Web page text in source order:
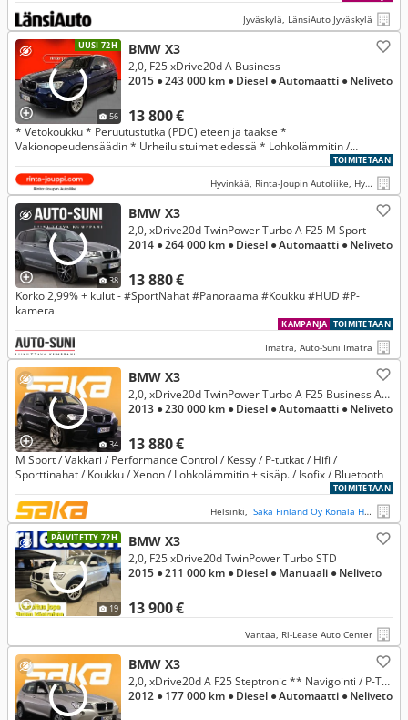
Jyväskylä, LänsiAuto Jyväskylä
UUSI 72H
56
BMW X3
13 800 €
2,0, F25 xDrive20d A Business
2015 ● 243 000 km ● Diesel ● Automaatti ● Neliveto
* Vetokoukku * Peruutustutka (PDC) eteen ja taakse *
Vakionopeudensäädin * Urheiluistuimet edessä * Lohkolämmitin /
TOIMITETAAN
Hyvinkää, Rinta-Joupin Autoliike, Hyvinkää
38
BMW X3
13 880 €
2,0, xDrive20d TwinPower Turbo A F25 M Sport
2014 ● 264 000 km ● Diesel ● Automaatti ● Neliveto
Korko 2,99% + kulut - #SportNahat #Panoraama #Koukku #HUD #P-
kamera
TOIMITETAAN
KAMPANJA
Imatra, Auto-Suni Imatra
34
BMW X3
13 880 €
2,0, xDrive20d TwinPower Turbo A F25 Business Automatic M Sport ** Vetokoukku / Sporttinahat / Vakkari / Hifi äänentoisto **
2013 ● 230 000 km ● Diesel ● Automaatti ● Neliveto
M Sport / Vakkari / Performance Control / Kessy / P-tutkat / Hifi /
Sporttinahat / Koukku / Xenon / Lohkolämmitin + sisäp. / Isofix / Bluetooth
TOIMITETAAN
Helsinki, Saka Finland Oy Konala Helsinki
PÄIVITETTY 72H
19
BMW X3
13 900 €
2,0, F25 xDrive20d TwinPower Turbo STD
2015 ● 211 000 km ● Diesel ● Manuaali ● Neliveto
Vantaa, Ri-Lease Auto Center
BMW X3
2,0, xDrive20d A F25 Steptronic ** Navigointi / P-Tutkat / Vakkari / Xenon / Kessy / Lisälämmitin / Kahdet renkaat **
2012 ● 177 000 km ● Diesel ● Automaatti ● Neliveto